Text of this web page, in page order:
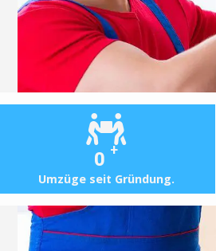
0 +
Umzüge seit Gründung.